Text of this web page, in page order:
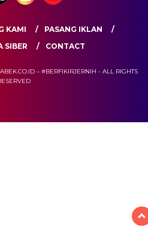
KAMI
PASANG IKLAN
SIBER
CONTACT
– #BERFIKIRJERNIH - ALL RIGHTS